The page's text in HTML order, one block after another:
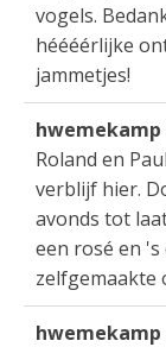
vogels.
héééérlijke
jammetjes!
hwemekamp
Roland en
verblijf hier.
avonds tot
een rosé en
zelfgemaakte
hwemekamp